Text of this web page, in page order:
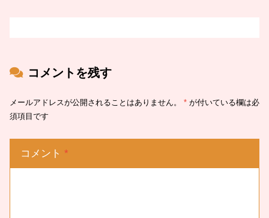
コメントを残す
メールアドレスが公開されることはありません。 * が付いている欄は必
須項目です
コメント *